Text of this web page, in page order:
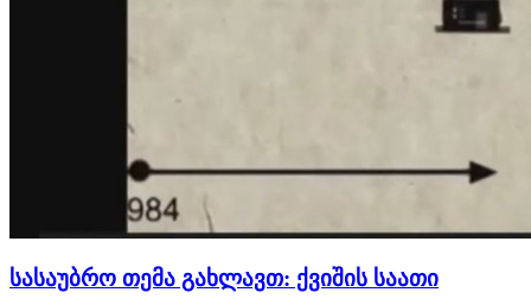
სასაუბრო თემა გახლავთ: ქვიშის საათი